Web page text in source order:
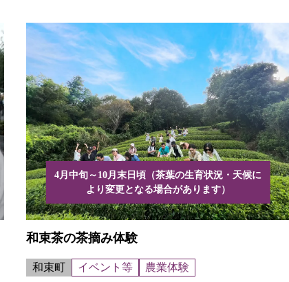
4月中旬～10月末日頃（茶葉の生育状況・天候に
より変更となる場合があります）
和束茶の茶摘み体験
和束町 イベント等 農業体験